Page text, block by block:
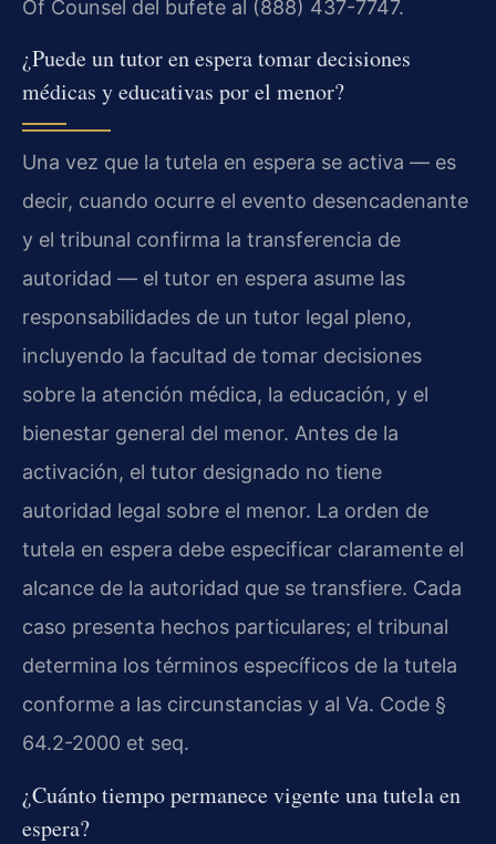
Of Counsel del bufete al (888) 437-7747.
¿Puede un tutor en espera tomar decisiones
médicas y educativas por el menor?
Una vez que la tutela en espera se activa — es
decir, cuando ocurre el evento desencadenante
y el tribunal confirma la transferencia de
autoridad — el tutor en espera asume las
responsabilidades de un tutor legal pleno,
incluyendo la facultad de tomar decisiones
sobre la atención médica, la educación, y el
bienestar general del menor. Antes de la
activación, el tutor designado no tiene
autoridad legal sobre el menor. La orden de
tutela en espera debe especificar claramente el
alcance de la autoridad que se transfiere. Cada
caso presenta hechos particulares; el tribunal
determina los términos específicos de la tutela
conforme a las circunstancias y al Va. Code §
64.2-2000 et seq.
¿Cuánto tiempo permanece vigente una tutela en
espera?